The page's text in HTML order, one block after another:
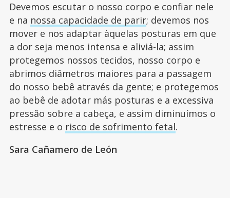
Devemos escutar o nosso corpo e confiar nele
e na nossa capacidade de parir; devemos nos
mover e nos adaptar àquelas posturas em que
a dor seja menos intensa e aliviá-la; assim
protegemos nossos tecidos, nosso corpo e
abrimos diâmetros maiores para a passagem
do nosso bebê através da gente; e protegemos
ao bebê de adotar más posturas e a excessiva
pressão sobre a cabeça, e assim diminuímos o
estresse e o risco de sofrimento fetal.
Sara Cañamero de León